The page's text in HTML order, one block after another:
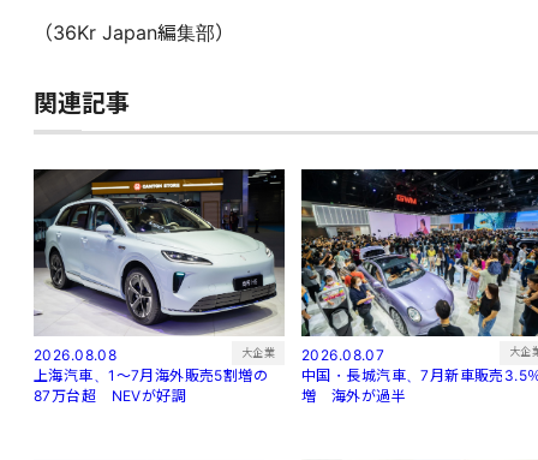
（36Kr Japan編集部）
関連記事
2026.08.08 大企業
上海汽車、1～7月海外販売5割増の
87万台超 NEVが好調
2026.08.07 大企
中国・長城汽車、7月新車販売3.5
増 海外が過半